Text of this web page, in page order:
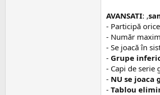
AVANSATI: ,
- Participă
- Număr
- Se joacă în
- Grupe
- Capi de serie
- NU se joaca
- Tablou